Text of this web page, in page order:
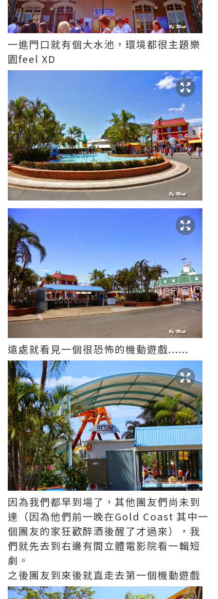
一進門口就有個大水池，環境都很主題樂
園feel XD
遠處就看見一個很恐怖的機動遊戲......
因為我們都早到場了，其他團友們尚未到
達（因為他們前一晚在Gold Coast 其中一
個團友的家狂歡醉酒後醒了才過來），我
們就先去到右邊有間立體電影院看一輯短
劇。
之後團友到來後就直走去第一個機動遊戲